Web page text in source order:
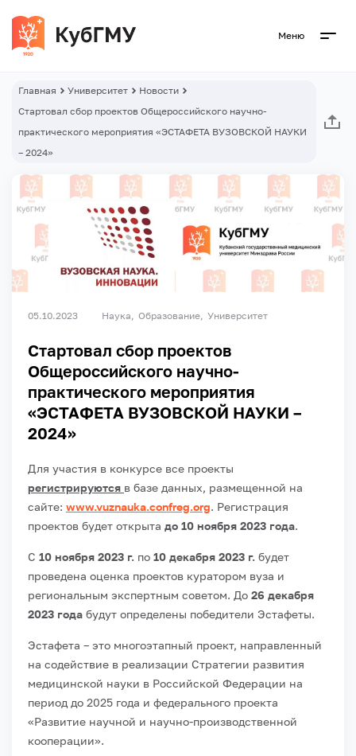
Меню
Главная Университет
Новости
Стартовал сбор проектов Общероссийского научно-
практического мероприятия «ЭСТАФЕТА ВУЗОВСКОЙ НАУКИ
– 2024»
05.10.2023 Наука Образование Университет
Стартовал сбор проектов
Общероссийского научно-
практического мероприятия
«ЭСТАФЕТА ВУЗОВСКОЙ НАУКИ –
2024»
Для участия в конкурсе все проекты
регистрируются в базе данных, размещенной на
сайте: www.vuznauka.confreg.org. Регистрация
проектов будет открыта до 10 ноября 2023 года.
С 10 ноября 2023 г. по 10 декабря 2023 г. будет
проведена оценка проектов куратором вуза и
региональным экспертным советом. До 26 декабря
2023 года будут определены победители Эстафеты.
Эстафета – это многоэтапный проект, направленный
на содействие в реализации Стратегии развития
медицинской науки в Российской Федерации на
период до 2025 года и федерального проекта
«Развитие научной и научно-производственной
кооперации».